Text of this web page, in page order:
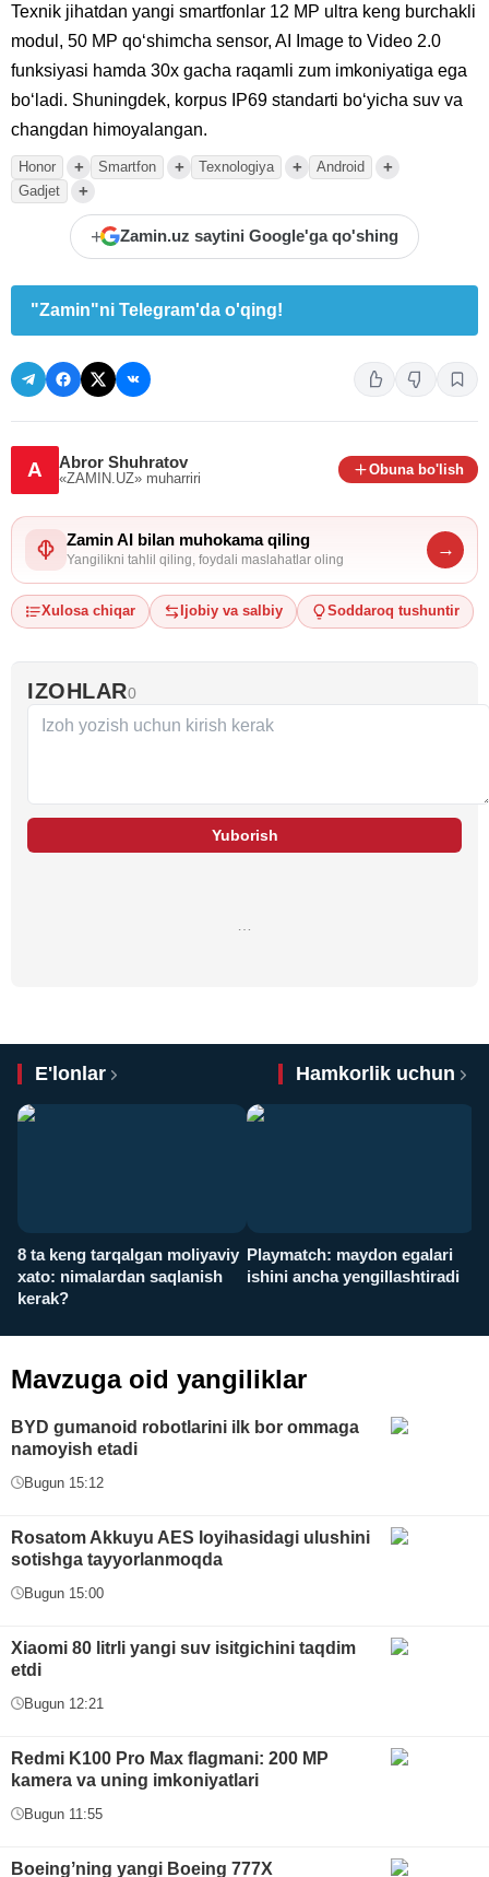
Texnik jihatdan yangi smartfonlar 12 MP ultra keng burchakli
modul, 50 MP qoʻshimcha sensor, AI Image to Video 2.0
funksiyasi hamda 30x gacha raqamli zum imkoniyatiga ega
boʻladi. Shuningdek, korpus IP69 standarti boʻyicha suv va
changdan himoyalangan.
Honor + Smartfon + Texnologiya + Android +
Gadjet +
+ Zamin.uz saytini Google'ga qo'shing
"Zamin"ni Telegram'da o'qing!
A Abror Shuhratov
«ZAMIN.UZ» muharriri
Obuna bo'lish
Zamin AI bilan muhokama qiling
Yangilikni tahlil qiling, foydali maslahatlar oling
→
Xulosa chiqar Ijobiy va salbiy Soddaroq tushuntir
IZOHLAR0
Yuborish
E'lonlar Hamkorlik uchun
8 ta keng tarqalgan moliyaviy
xato: nimalardan saqlanish
kerak?
Playmatch: maydon egalari
ishini ancha yengillashtiradi
Mavzuga oid yangiliklar
BYD gumanoid robotlarini ilk bor ommaga
namoyish etadi
Bugun 15:12
Rosatom Akkuyu AES loyihasidagi ulushini
sotishga tayyorlanmoqda
Bugun 15:00
Xiaomi 80 litrli yangi suv isitgichini taqdim
etdi
Bugun 12:21
Redmi K100 Pro Max flagmani: 200 MP
kamera va uning imkoniyatlari
Bugun 11:55
Boeingʼning yangi Boeing 777X